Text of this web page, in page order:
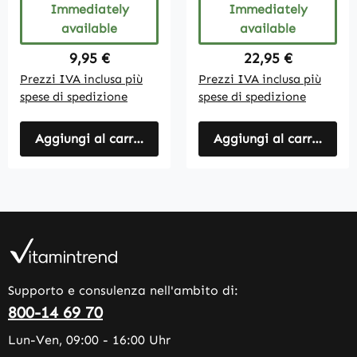
Immediately
available
Regular price:
9,95 €
Prezzi IVA inclusa più
spese di spedizione
Aggiungi al carrello
Immediately
available
Regular price:
22,95 €
Prezzi IVA inclusa più
spese di spedizione
Aggiungi al carrello
Supporto e consulenza nell'ambito di:
800-14 69 70
Lun-Ven, 09:00 - 16:00 Uhr